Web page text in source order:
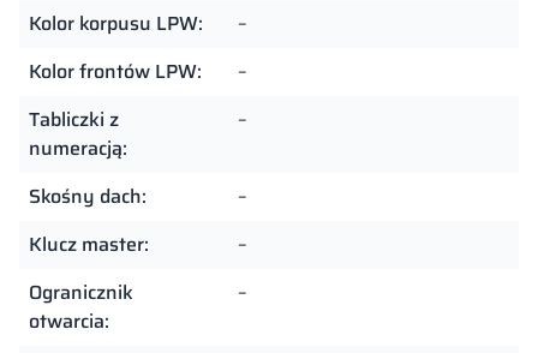
Kolor korpusu LPW:
–
Kolor frontów LPW:
–
Tabliczki z
numeracją:
–
Skośny dach:
–
Klucz master:
–
Ogranicznik
otwarcia:
–